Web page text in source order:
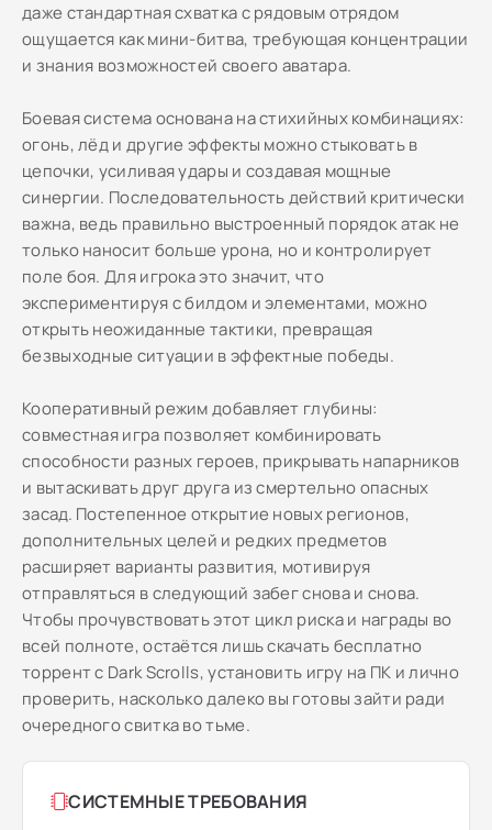
даже стандартная схватка с рядовым отрядом
ощущается как мини-битва, требующая концентрации
и знания возможностей своего аватара.
Боевая система основана на стихийных комбинациях:
огонь, лёд и другие эффекты можно стыковать в
цепочки, усиливая удары и создавая мощные
синергии. Последовательность действий критически
важна, ведь правильно выстроенный порядок атак не
только наносит больше урона, но и контролирует
поле боя. Для игрока это значит, что
экспериментируя с билдом и элементами, можно
открыть неожиданные тактики, превращая
безвыходные ситуации в эффектные победы.
Кооперативный режим добавляет глубины:
совместная игра позволяет комбинировать
способности разных героев, прикрывать напарников
и вытаскивать друг друга из смертельно опасных
засад. Постепенное открытие новых регионов,
дополнительных целей и редких предметов
расширяет варианты развития, мотивируя
отправляться в следующий забег снова и снова.
Чтобы прочувствовать этот цикл риска и награды во
всей полноте, остаётся лишь скачать бесплатно
торрент с Dark Scrolls, установить игру на ПК и лично
проверить, насколько далеко вы готовы зайти ради
очередного свитка во тьме.
СИСТЕМНЫЕ ТРЕБОВАНИЯ